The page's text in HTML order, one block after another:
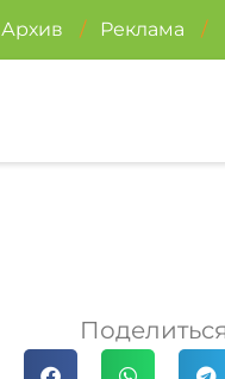
Архив / Реклама /